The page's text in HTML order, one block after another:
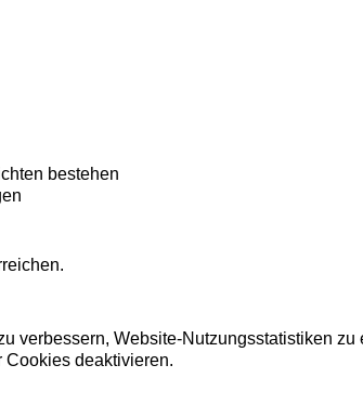
bestehen
verbessern, Website-Nutzungsstatistiken
deaktivieren.